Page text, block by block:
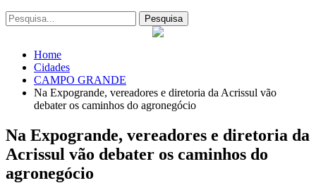
Home
Cidades
CAMPO GRANDE
Na Expogrande, vereadores e diretoria da Acrissul vão
debater os caminhos do agronegócio
Na Expogrande, vereadores e diretoria da
Acrissul vão debater os caminhos do
agronegócio